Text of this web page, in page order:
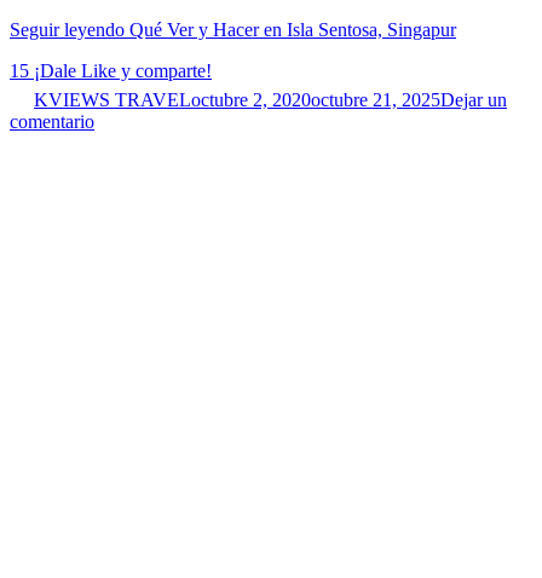
Seguir leyendo Qué Ver y Hacer en Isla Sentosa, Singapur
15 ¡Dale Like y comparte!
KVIEWS TRAVELoctubre 2, 2020octubre 21, 2025Dejar un
comentario